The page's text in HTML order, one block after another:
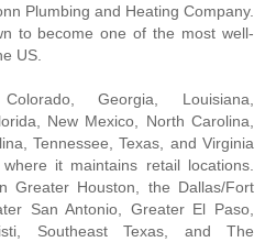
Plumbing and Heating Company.
to become one of the most well-
US.
Georgia, Louisiana,
New Mexico, North Carolina,
Tennessee, Texas, and Virginia
it maintains retail locations.
Greater Houston, the Dallas/Fort
San Antonio, Greater El Paso,
Southeast Texas, and The